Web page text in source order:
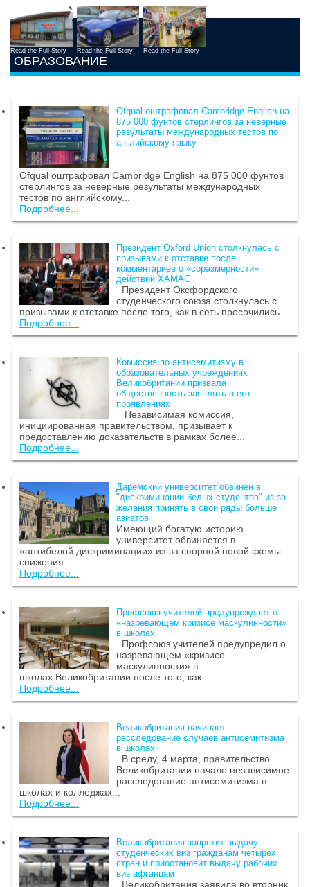
Read the Full Story Read the Full Story Read the Full Story
ОБРАЗОВАНИЕ
Ofqual оштрафовал Cambridge English на
875 000 фунтов стерлингов за неверные
результаты международных тестов по
английскому языку
Ofqual оштрафовал Cambridge English на 875 000 фунтов
стерлингов за неверные результаты международных
тестов по английскому...
Подробнее...
Президент Oxford Union столкнулась с
призывами к отставке после
комментариев о «соразмерности»
действий ХАМАС
Президент Оксфордского
студенческого союза столкнулась с
призывами к отставке после того, как в сеть просочились...
Подробнее...
Комиссия по антисемитизму в
образовательных учреждениях
Великобритании призвала
общественность заявлять о его
проявлениях
Независимая комиссия,
инициированная правительством, призывает к
предоставлению доказательств в рамках более...
Подробнее...
Даремский университет обвинен в
"дискриминации белых студентов" из-за
желания принять в свои ряды больше
азиатов
Имеющий богатую историю
университет обвиняется в
«антибелой дискриминации» из-за спорной новой схемы
снижения...
Подробнее...
Профсоюз учителей предупреждает о
«назревающем кризисе маскулинности»
в школах
Профсоюз учителей предупредил о
назревающем «кризисе
маскулинности» в
школах Великобритании после того, как...
Подробнее...
Великобритания начинает
расследование случаев антисемитизма
в школах
В среду, 4 марта, правительство
Великобритании начало независимое
расследование антисемитизма в
школах и колледжах...
Подробнее...
Великобритания запретит выдачу
студенческих виз гражданам четырех
стран и приостановит выдачу рабочих
виз афганцам
Великобритания заявила во вторник,